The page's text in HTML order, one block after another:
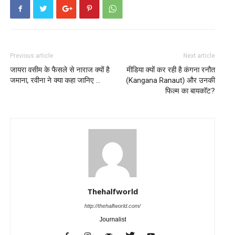
Previous article
जायरा वसीम के फैसले से नाराज क्यों है
जमाना, रवीना ने क्या कहा जानिए …
Next article
मीडिया क्यों कर रही है कंगना रनौत
(Kangana Ranaut) और उनकी
फिल्म का बायकॉट?
Thehalfworld
http://thehalfworld.com/
Journalist